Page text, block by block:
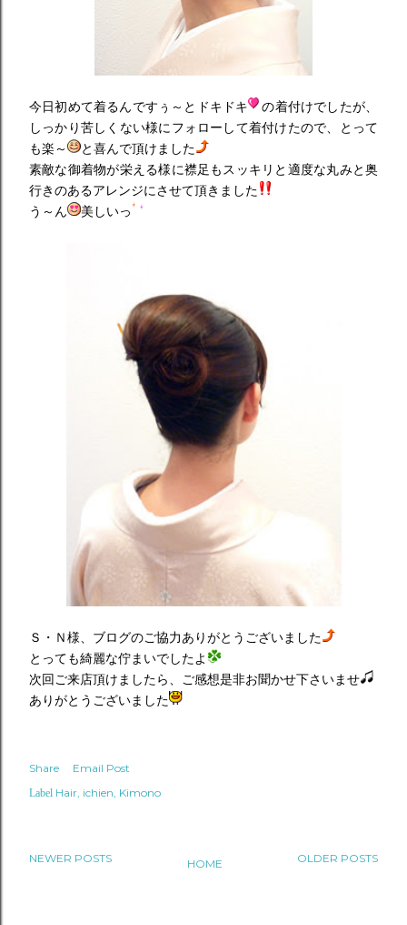
今日初めて着るんですぅ～とドキドキ
の着付けでしたが、
しっかり苦しくない様にフォローして着付けたので、とって
も楽～
と喜んで頂けました
素敵な御着物が栄える様に襟足もスッキリと適度な丸みと奥
行きのあるアレンジにさせて頂きました
う～ん
美しいっ
Ｓ・Ｎ様、ブログのご協力ありがとうございました
とっても綺麗な佇まいでしたよ
次回ご来店頂けましたら、ご感想是非お聞かせ下さいませ
ありがとうございました
Share Email Post
Label Hair ichien Kimono
NEWER POSTS OLDER POSTS
HOME